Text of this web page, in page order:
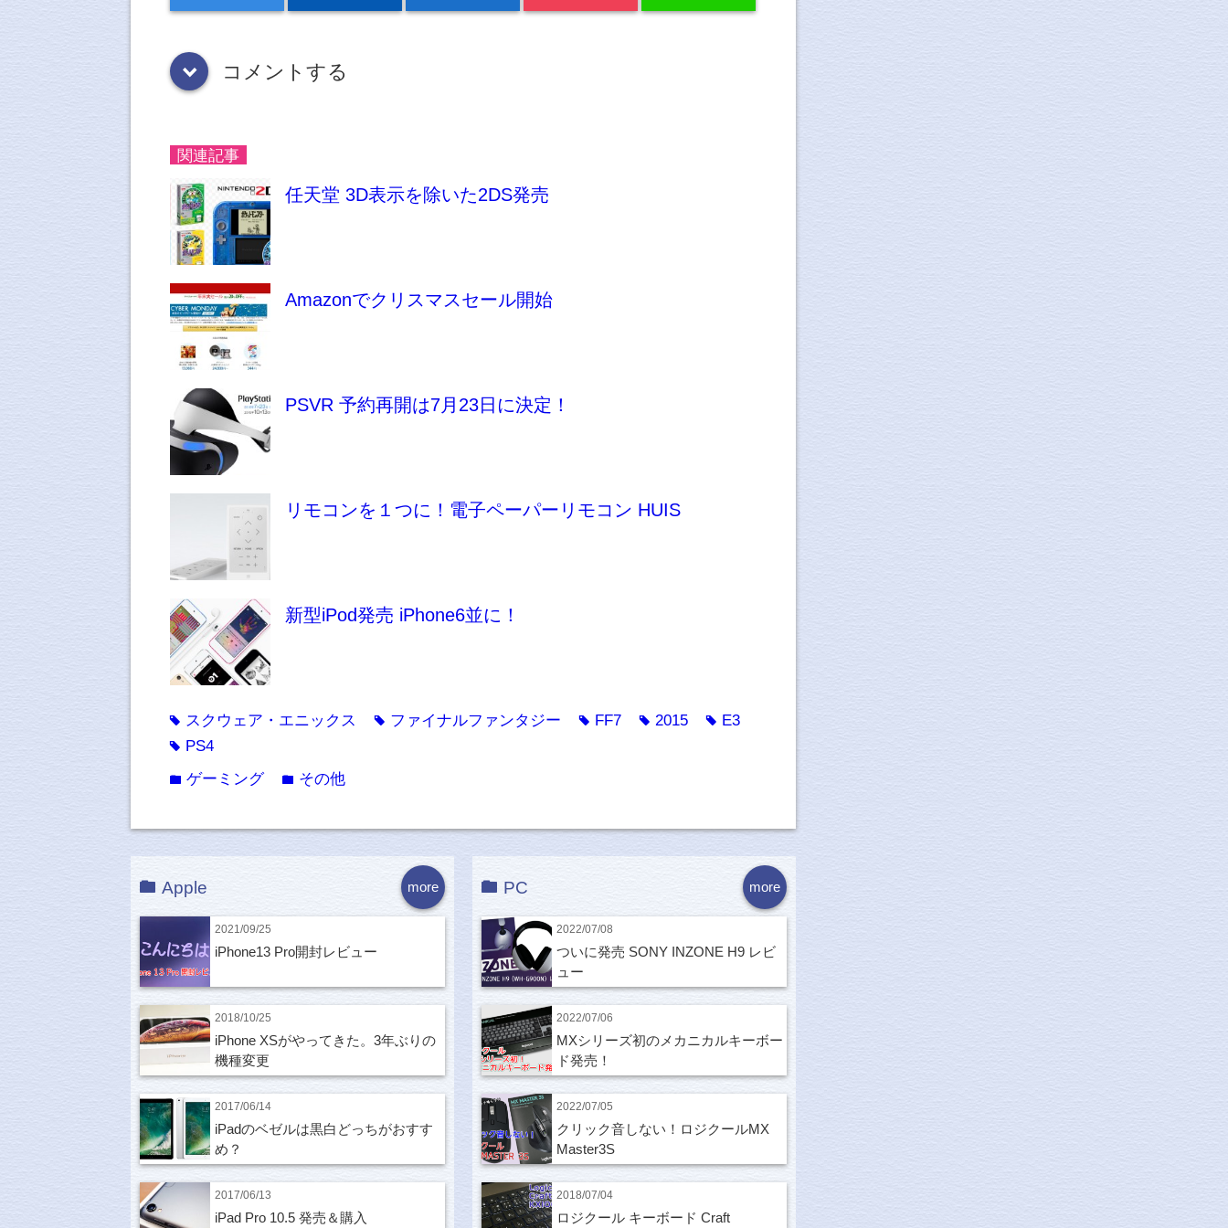
down コメントする
関連記事
任天堂 3D表示を除いた2DS発売
Amazonでクリスマスセール開始
PSVR 予約再開は7月23日に決定！
リモコンを１つに！電子ペーパーリモコン HUIS
新型iPod発売 iPhone6並に！
tag スクウェア・エニックス tag ファイナルファンタジー tag FF7 tag 2015 tag E3
tag PS4
folder ゲーミング folder その他
more
Apple
2021/09/25
iPhone13 Pro開封レビュー
2018/10/25
iPhone XSがやってきた。3年ぶりの
機種変更
2017/06/14
iPadのベゼルは黒白どっちがおすす
め？
2017/06/13
iPad Pro 10.5 発売＆購入
more
PC
2022/07/08
ついに発売 SONY INZONE H9 レビ
ュー
2022/07/06
MXシリーズ初のメカニカルキーボー
ド発売！
2022/07/05
クリック音しない！ロジクールMX
Master3S
2018/07/04
ロジクール キーボード Craft